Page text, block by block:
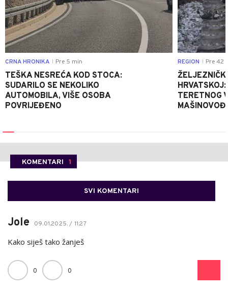
CRNA HRONIKA Pre 5 min
TEŠKA NESREĆA KOD STOCA:
SUDARILO SE NEKOLIKO
AUTOMOBILA, VIŠE OSOBA
POVRIJEĐENO
REGION Pre 42
TERETNOG
KOMENTARI 1
SVI KOMENTARI
Jole 09.01.2025. / 11:27
Kako siješ tako žanješ
0 0